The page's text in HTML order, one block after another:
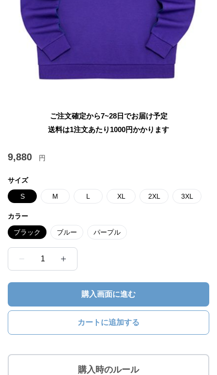
ご注文確定から7~28日でお届け予定
送料は1注文あたり 1000円かかります
9,880 円
サイズ
S M L XL 2XL 3XL
カラー
ブラック ブルー パープル
1
購入画面に進む
カートに追加する
購入時のルール